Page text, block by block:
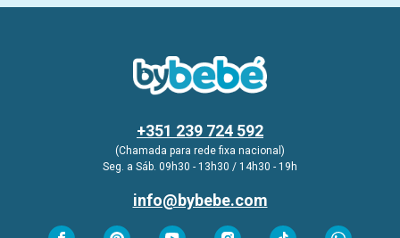
+351 239 724 592
(Chamada para rede fixa nacional)
Seg. a Sáb. 09h30 - 13h30 / 14h30 - 19h
info@bybebe.com